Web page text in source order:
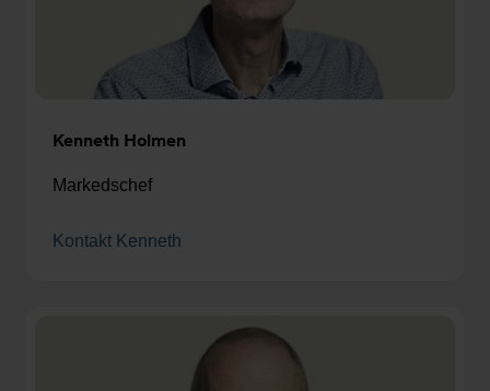
Kenneth Holmen
Markedschef
Kontakt Kenneth